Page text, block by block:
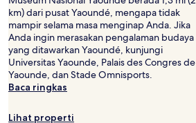
km) dari pusat Yaoundé, mengapa tidak
mampir selama masa menginap Anda. Jika
Anda ingin merasakan pengalaman budaya
yang ditawarkan Yaoundé, kunjungi
Universitas Yaounde, Palais des Congres de
Yaounde, dan Stade Omnisports.
Baca ringkas
Lihat properti